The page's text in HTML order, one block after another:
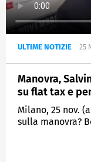
ULTIME NOTIZIE 25
Manovra,
su flat tax e
Milano, 25 nov.
sulla manovra?
lavoratrici e